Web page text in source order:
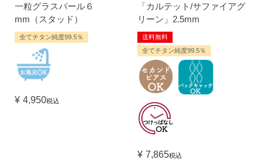
一粒グラスパール６
mm（スタッド）
全てチタン純度99.5％
¥ 4,950税込
「カルテット/サファイアグ
リーン」2.5mm
送料無料
全てチタン純度99.5％
¥ 7,865税込